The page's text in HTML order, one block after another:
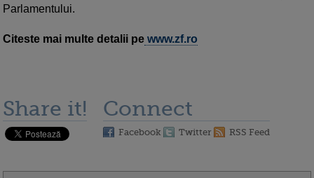
Parlamentului.
Citeste mai multe detalii pe www.zf.ro
Share it! Connect
Facebook Twitter RSS Feed